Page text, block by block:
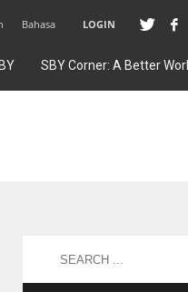
Bahasa LOGIN
SBY Corner: A Better